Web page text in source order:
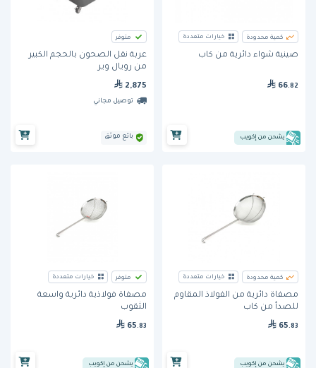
كمية محدودة خيارات متعددة
صينية شواء دائرية من كاب
66.82
يشحن من إكويب
متوفر
عربة نقل الصحون بالحجم الكبير
من رويال وير
2,875
توصيل مجاني
بائع موثق
كمية محدودة خيارات متعددة
مصفاة دائرية من الفولاذ المقاوم
للصدأ من كاب
65 .83
يشحن من إكويب
متوفر خيارات متعددة
مصفاة فولاذية دائرية واسعة
الثقوب
65 .83
يشحن من إكويب